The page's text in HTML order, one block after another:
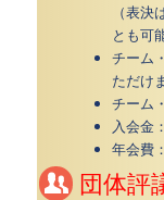
（表
とも可
チーム
ただけ
チーム
入会金
年会費
団体評